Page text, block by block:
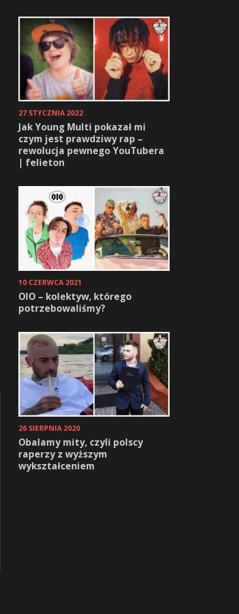
27 STYCZNIA 2022
Jak Young Multi pokazał mi
czym jest prawdziwy rap –
rewolucja pewnego YouTubera
| felieton
10 CZERWCA 2021
OIO – kolektyw, którego
potrzebowaliśmy?
26 SIERPNIA 2020
Obalamy mity, czyli polscy
raperzy z wyższym
wykształceniem